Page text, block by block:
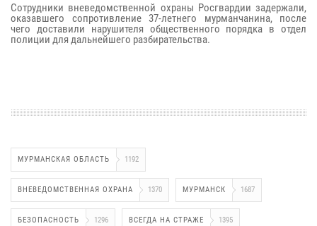
Сотрудники вневедомственной охраны Росгвардии задержали,
оказавшего сопротивление 37-летнего мурманчанина, после
чего доставили нарушителя общественного порядка в отдел
полиции для дальнейшего разбирательства.
МУРМАНСКАЯ ОБЛАСТЬ 1192
ВНЕВЕДОМСТВЕННАЯ ОХРАНА 1370 МУРМАНСК 1687
БЕЗОПАСНОСТЬ 1296 ВСЕГДА НА СТРАЖЕ 1395